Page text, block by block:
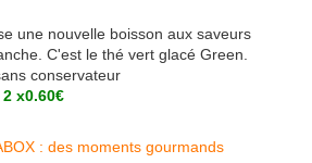
une nouvelle boisson aux saveurs
C'est le thé vert glacé Green.
conservateur
2 x0.60€